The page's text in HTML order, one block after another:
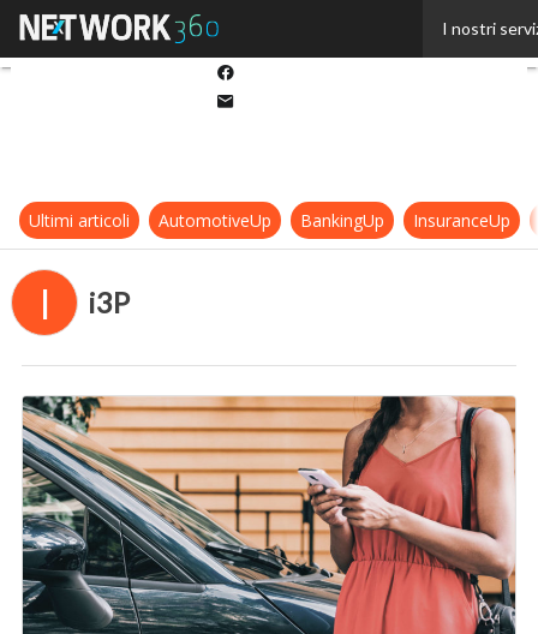
I nostri
Ultimi articoli AutomotiveUp BankingUp InsuranceUp
I i3P